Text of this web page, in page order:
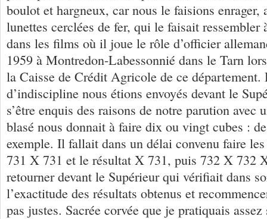
boulot et hargneux, car nous le faisions enrager,
lunettes cerclées de fer, qui le faisait ressembler
dans les films où il joue le rôle d’officier
1959 à Montredon-Labessonnié dans le Tarn
la Caisse de Crédit Agricole de ce département.
d’indiscipline nous étions envoyés devant le
s’être enquis des raisons de notre parution avec
blasé nous donnait à faire dix ou vingt cubes :
exemple. Il fallait dans un délai convenu faire
731 X 731 et le résultat X 731, puis 732 X 732
retourner devant le Supérieur qui vérifiait dans
l’exactitude des résultats obtenus et
pas justes. Sacrée corvée que je pratiquais